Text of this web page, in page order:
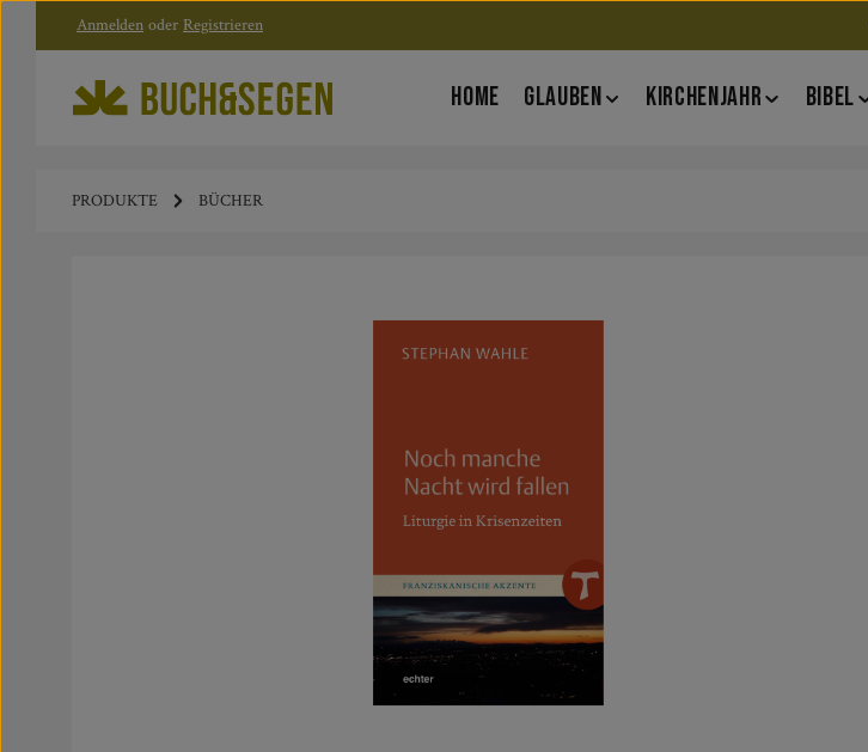
Zum Hauptinhalt springen
Zur Hauptnavigation springen
Anmelden oder Registrieren
HOME GLAUBEN KIRCHENJAHR BIBEL
PRODUKTE BÜCHER